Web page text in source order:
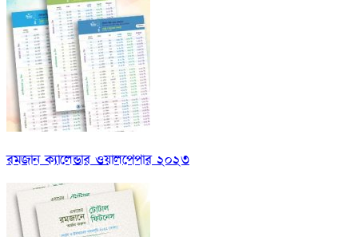
রমজান ক্যালেন্ডার ওয়ালপেপার ২০২৩